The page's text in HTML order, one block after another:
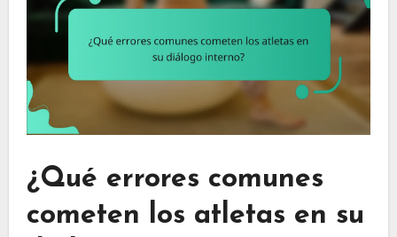
¿Qué errores comunes
cometen los atletas en su